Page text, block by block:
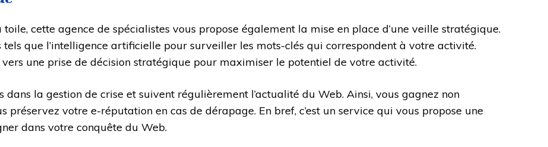
cette agence de spécialistes vous propose également la mise en place d’une veille stratégique.
tels que l’intelligence artificielle pour surveiller les mots-clés qui correspondent à votre activité.
une prise de décision stratégique pour maximiser le potentiel de votre activité.
la gestion de crise et suivent régulièrement l’actualité du Web. Ainsi, vous gagnez non
préservez votre e-réputation en cas de dérapage. En bref, c’est un service qui vous propose une
dans votre conquête du Web.